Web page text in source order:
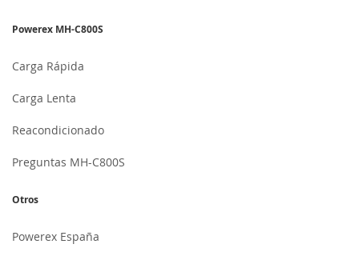
Powerex MH-C800S
Carga Rápida
Carga Lenta
Reacondicionado
Preguntas MH-C800S
Otros
Powerex España